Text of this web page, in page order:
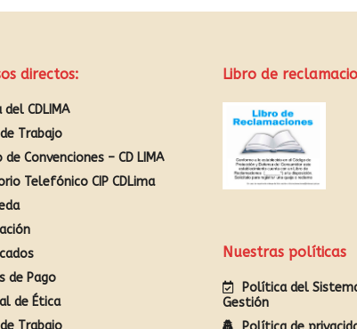
directos:
del CDLIMA
Trabajo
de Convenciones – CD LIMA
Telefónico CIP CDLima
de Pago
de Ética
Trabajo
Libro de
Nuestras políticas
Política del
Gestión